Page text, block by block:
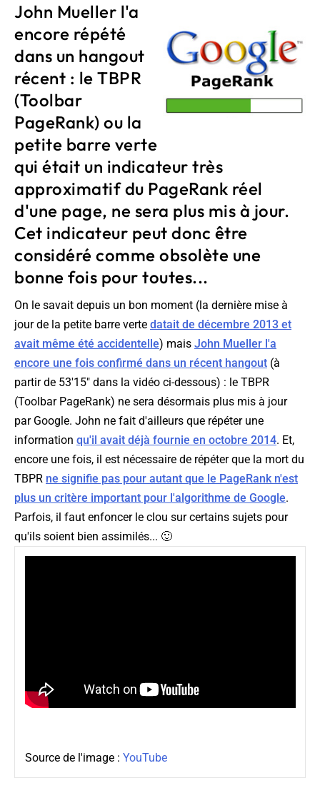
John Mueller l'a
encore répété
dans un hangout
récent : le TBPR
(Toolbar
PageRank) ou la
petite barre verte
qui était un indicateur très
approximatif du PageRank réel
d'une page, ne sera plus mis à jour.
Cet indicateur peut donc être
considéré comme obsolète une
bonne fois pour toutes...
On le savait depuis un bon moment (la dernière mise à
jour de la petite barre verte datait de décembre 2013 et
avait même été accidentelle) mais John Mueller l'a
encore une fois confirmé dans un récent hangout (à
partir de 53'15" dans la vidéo ci-dessous) : le TBPR
(Toolbar PageRank) ne sera désormais plus mis à jour
par Google. John ne fait d'ailleurs que répéter une
information qu'il avait déjà fournie en octobre 2014. Et,
encore une fois, il est nécessaire de répéter que la mort du
TBPR ne signifie pas pour autant que le PageRank n'est
plus un critère important pour l'algorithme de Google.
Parfois, il faut enfoncer le clou sur certains sujets pour
qu'ils soient bien assimilés... 🙂
Source de l'image : YouTube